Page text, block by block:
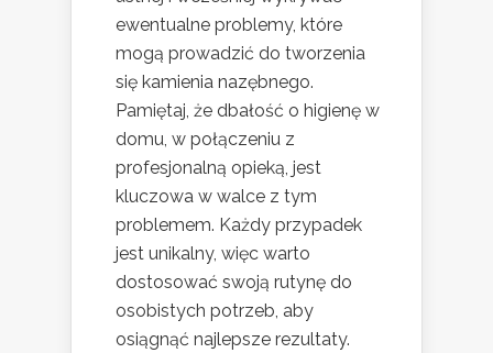
ewentualne problemy, które
mogą prowadzić do tworzenia
się kamienia nazębnego.
Pamiętaj, że dbałość o higienę w
domu, w połączeniu z
profesjonalną opieką, jest
kluczowa w walce z tym
problemem. Każdy przypadek
jest unikalny, więc warto
dostosować swoją rutynę do
osobistych potrzeb, aby
osiągnąć najlepsze rezultaty.